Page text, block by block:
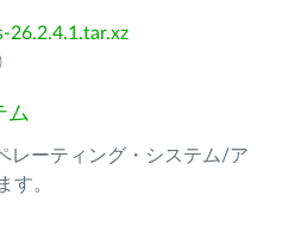
26.2.4.1.tar.xz
)
ム
レーティング・システム/ア
す。